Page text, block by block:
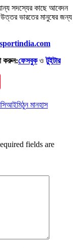
সদস্যের কাছে আবেদন
উত্তর ভারতের মানুষের জন্য
করুন:ফেসবুকওটুইটার
মিঠুন মানহাস
fields are